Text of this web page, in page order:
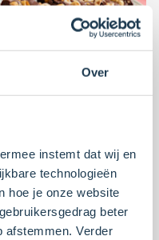
Over
instemt dat wij en
technologieën
hoe je onze website
beter
afstemmen. Verder